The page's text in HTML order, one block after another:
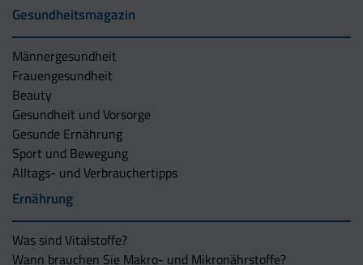
Gesundheitsmagazin
Männergesundheit
Frauengesundheit
Beauty
Gesundheit und Vorsorge
Gesunde Ernährung
Sport und Bewegung
Alltags- und Verbrauchertipps
Ernährung
Was sind Vitalstoffe?
Wann brauchen Sie Makro- und Mikronährstoffe?